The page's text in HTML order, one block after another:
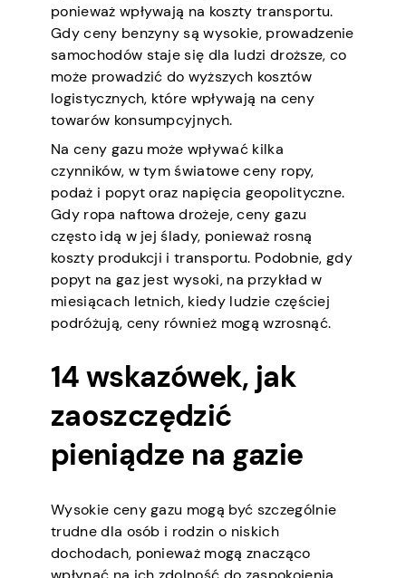
ponieważ wpływają na koszty transportu.
Gdy ceny benzyny są wysokie, prowadzenie
samochodów staje się dla ludzi droższe, co
może prowadzić do wyższych kosztów
logistycznych, które wpływają na ceny
towarów konsumpcyjnych.
Na ceny gazu może wpływać kilka
czynników, w tym światowe ceny ropy,
podaż i popyt oraz napięcia geopolityczne.
Gdy ropa naftowa drożeje, ceny gazu
często idą w jej ślady, ponieważ rosną
koszty produkcji i transportu. Podobnie, gdy
popyt na gaz jest wysoki, na przykład w
miesiącach letnich, kiedy ludzie częściej
podróżują, ceny również mogą wzrosnąć.
14 wskazówek, jak
zaoszczędzić
pieniądze na gazie
Wysokie ceny gazu mogą być szczególnie
trudne dla osób i rodzin o niskich
dochodach, ponieważ mogą znacząco